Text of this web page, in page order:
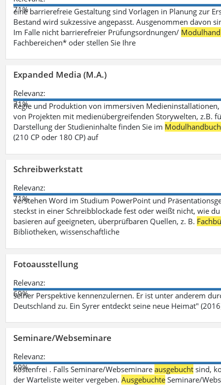
71%
eine barrierefreie Gestaltung sind Vorlagen in Planung zur
Bestand wird sukzessive angepasst. Ausgenommen davon
Im Falle nicht barrierefreier Prüfungsordnungen/
Fachbereichen* oder stellen Sie Ihre
Expanded Media (M.A.)
Relevanz:
71%
Regie und Produktion von immersiven
von Projekten mit medienübergreifenden Storywelten, z.B.
Darstellung der Studieninhalte finden Sie im Modulhandbuch
(210 CP oder 180 CP) auf
Schreibwerkstatt
Relevanz:
71%
verstehen Word im Studium PowerPoint und
steckst in einer Schreibblockade fest oder weißt nicht, wie
basieren auf geeigneten, überprüfbaren Quellen, z. B.
Bibliotheken, wissenschaftliche
Fotoausstellung
Relevanz:
69%
seiner Perspektive kennenzulernen. Er ist unter anderem
Deutschland zu. Ein Syrer entdeckt seine neue Heimat"
Seminare/Webseminare
Relevanz:
69%
kostenfrei . Falls Seminare/Webseminareausgebucht sind,
der Warteliste weiter vergeben.Ausgebuchte Seminare/